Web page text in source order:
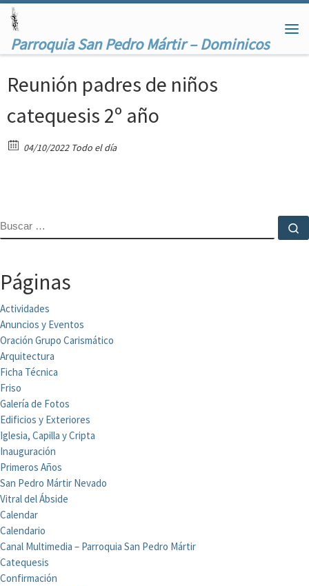
Parroquia San Pedro Mártir – Dominicos
Reunión padres de niños
catequesis 2º año
04/10/2022 Todo el día
BUSCAR
Páginas
Actividades
Anuncios y Eventos
Oración Grupo Carismático
Arquitectura
Ficha Técnica
Friso
Galería de Fotos
Edificios y Exteriores
Iglesia, Capilla y Cripta
Inauguración
Primeros Años
San Pedro Mártir Nevado
Vitral del Ábside
Calendar
Calendario
Canal Multimedia – Parroquia San Pedro Mártir
Catequesis
Confirmación